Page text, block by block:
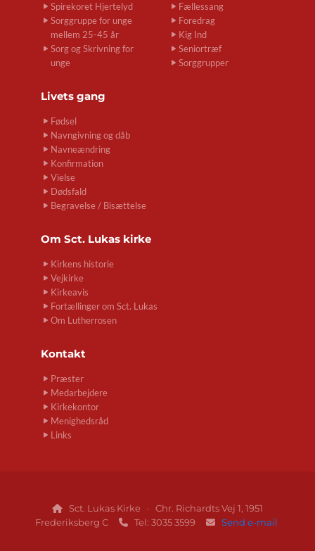
Spirekoret Hjertelyd
Sorggruppe for unge
mellem 25-45 år
Sorg og Skrivning for
unge
Fællessang
Foredrag
Kig Ind
Seniortræf
Sorggrupper
Livets gang
Fødsel
Navngivning og dåb
Navneændring
Konfirmation
Vielse
Dødsfald
Begravelse / Bisættelse
Om Sct. Lukas kirke
Kirkens historie
Vejkirke
Kirkeavis
Fortællinger om Sct. Lukas
Om Lutherrosen
Kontakt
Præster
Medarbejdere
Kirkekontor
Menighedsråd
Links

Sct. Lukas Kirke · Chr. Richardts Vej 1, 1951
Frederiksberg C
 Tel: 3035 3599  Send e-mail